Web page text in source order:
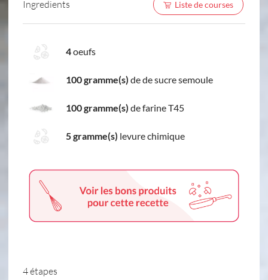
Ingredients Liste de courses
4oeufs
100 gramme(s) de de sucre semoule
100 gramme(s) de farine T45
5 gramme(s) levure chimique
4 étapes